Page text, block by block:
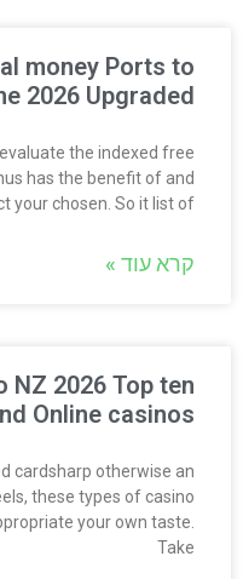
money Ports to
2026 Upgraded
the indexed free
has the benefit of and
your chosen. So it list of
קרא עוד »
NZ 2026 Top ten
Online casinos
cardsharp otherwise an
these types of casino
your own taste.
Take